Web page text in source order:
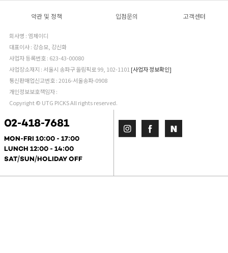
약관 및 정책 입점문의 고객센터
회사명 : 엠제이디
대표이사 : 강승모, 강신화
사업자 등록번호 : 623-43-00080
사업장소재지 : 서울시 송파구 올림픽로 99, 102-1101[사업자 정보확인]
통신판매업신고번호 : 2016-서울송파-0908
개인정보보호책임자 :
Copyright © UTG PICKS All rights reserved.
02-418-7681
MON-FRI 10:00 - 17:00
LUNCH 12:00 - 14:00
SAT/SUN/HOLIDAY OFF